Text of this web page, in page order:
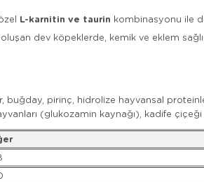
L-karnitin ve taurin kombinasyonu ile
dev köpeklerde, kemik ve eklem
buğday, pirinç, hidrolize hayvansal
(glukozamin kaynağı), kadife